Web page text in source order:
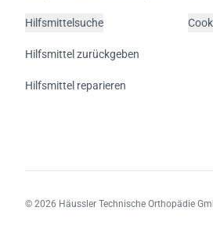
Hilfsmittelsuche
Hilfsmittel zurückgeben
Hilfsmittel reparieren
© 2026 Häussler Technische Orthopädie